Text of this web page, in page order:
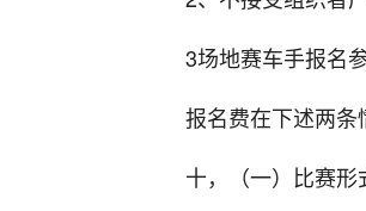
3场地赛车手报名
报名费在下述两
十，（一）比赛形